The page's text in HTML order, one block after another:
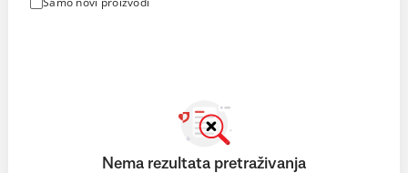
Nema rezultata pretraživanja